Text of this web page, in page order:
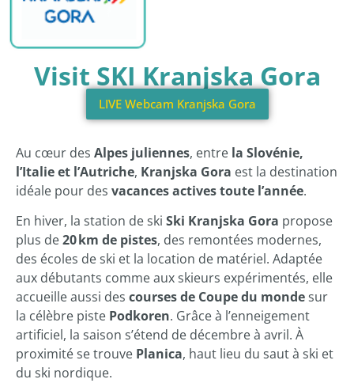
Visit SKI Kranjska Gora
LIVE Webcam Kranjska Gora
Au cœur des Alpes juliennes, entre la Slovénie,
l’Italie et l’Autriche, Kranjska Gora est la destination
idéale pour des vacances actives toute l’année.
En hiver, la station de ski Ski Kranjska Gora propose
plus de20 km de pistes, des remontées modernes,
des écoles de ski et la location de matériel. Adaptée
aux débutants comme aux skieurs expérimentés, elle
accueille aussi des courses de Coupe du mondesur
la célèbre piste Podkoren. Grâce à l’enneigement
artificiel, la saison s’étend de décembre à avril. À
proximité se trouve Planica, haut lieu du saut à ski et
du ski nordique.